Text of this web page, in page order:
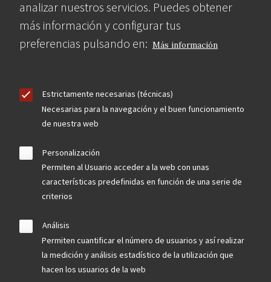
analizar nuestros servicios. Puedes obtener
más información y configurar tus
preferencias pulsando en: Más información
Estrictamente necesarias (técnicas)
Necesarias para la navegación y el buen funcionamiento
de nuestra web
Personalización
Permiten al Usuario acceder a la web con unas
características predefinidas en función de una serie de
criterios
Análisis
Permiten cuantificar el número de usuarios y así realizar
la medición y análisis estadístico de la utilización que
hacen los usuarios de la web
Especial para el Frontón Beti-Jai
El boletín de la Escuela de Arquitectura de Toledo
reflexiona sobre la reforma de Torres Blancas
MCyP alega contra el Plan Especial de Protección de
Blancas’, el prolegómeno de una muerte anunciada.
CONFERENCIA La obra de Antonio Palacios
September 2023
El Frontón Beti-Jai abrirá visitas al público en 2024
La Dirección General de Patrimonio Cultural de la
Comunidad de Madrid declarará Bien de Interés
Cultural la antigua Fábrica CLESA
Un tramo de los Jardines de las Vistillas en peligro
LOCALIZADAS TRES BARANDILLAS ORIGINALES